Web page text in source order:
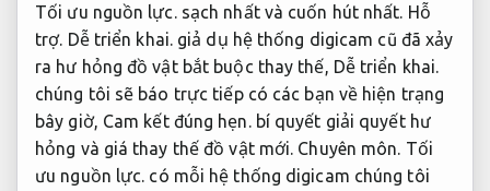
Tối ưu nguồn lực.sạch nhất và cuốn hút nhất. Hỗ
trợ. Dễ triển khai.giả dụ hệ thống digicam cũ đã xảy
ra hư hỏng đồ vật bắt buộc thay thế, Dễ triển khai.
chúng tôi sẽ báo trực tiếp có các bạn về hiện trạng
bây giờ, Cam kết đúng hẹn.bí quyết giải quyết hư
hỏng và giá thay thế đồ vật mới. Chuyên môn. Tối
ưu nguồn lực. có mỗi hệ thống digicam chúng tôi